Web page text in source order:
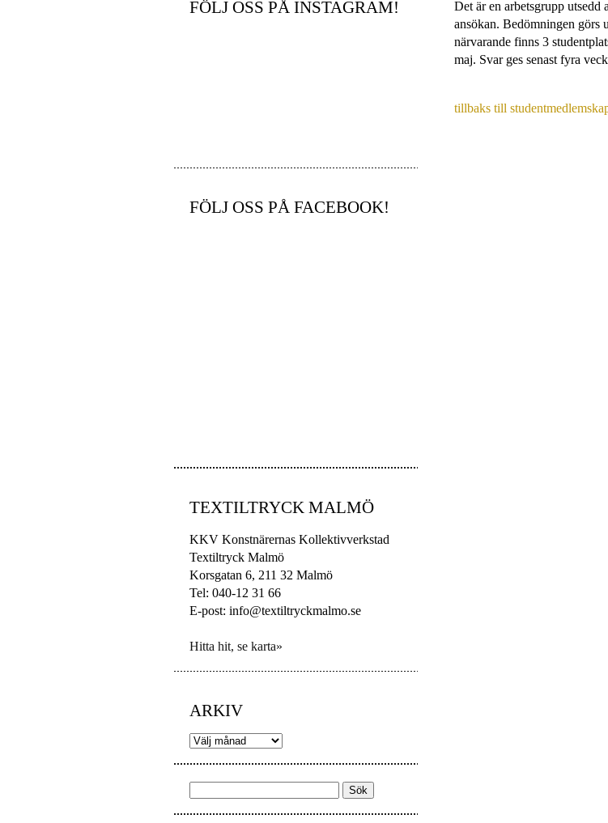
Det är en arbetsgrupp
ansökan. Bedömningen görs
närvarande finns 3
maj. Svar ges senast fyra
tillbaks till
FÖLJ OSS PÅ INSTAGRAM!
FÖLJ OSS PÅ FACEBOOK!
TEXTILTRYCK MALMÖ
KKV Konstnärernas Kollektivverkstad
Textiltryck Malmö
Korsgatan 6, 211 32 Malmö
Tel: 040-12 31 66
E-post: info@textiltryckmalmo.se
Hitta hit, se karta»
ARKIV
Arkiv